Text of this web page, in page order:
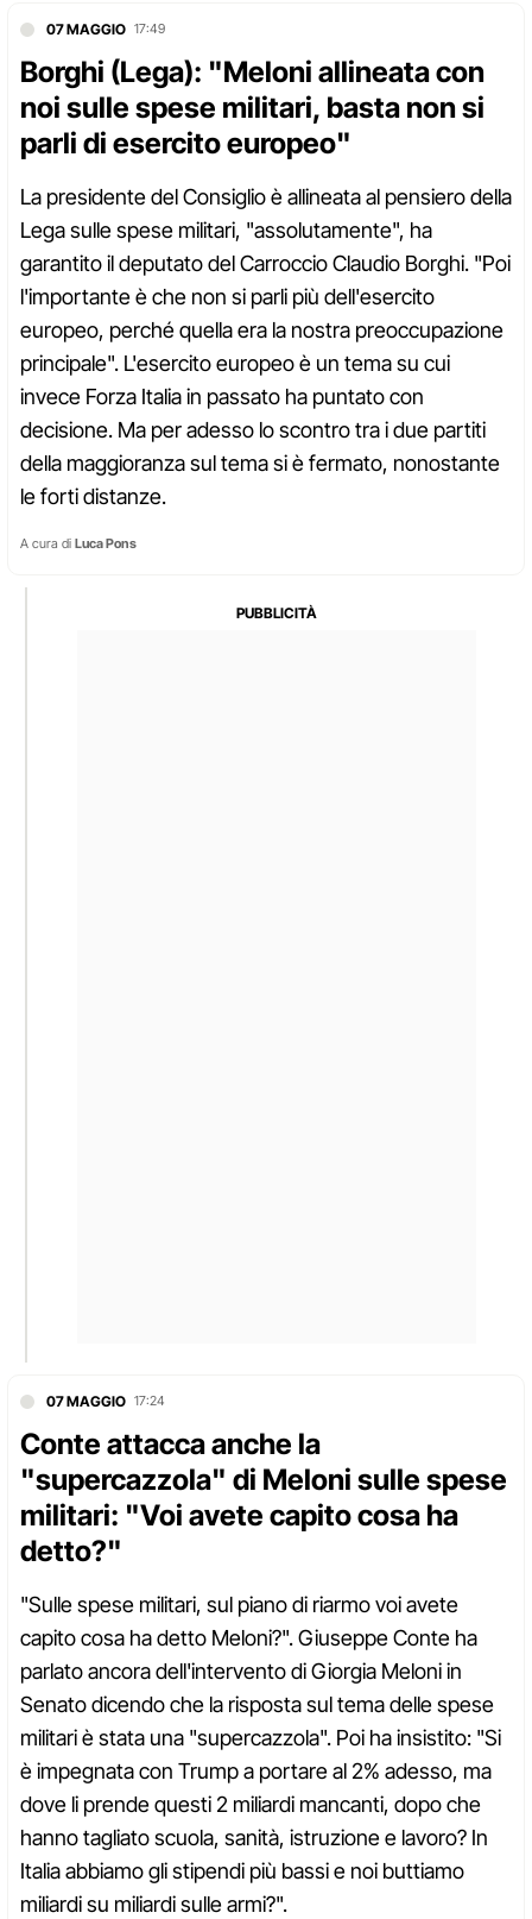
07 MAGGIO 17:49
Borghi (Lega): "Meloni allineata con
noi sulle spese militari, basta non si
parli di esercito europeo"
La presidente del Consiglio è allineata al pensiero della
Lega sulle spese militari, "assolutamente", ha
garantito il deputato del Carroccio Claudio Borghi. "Poi
l'importante è che non si parli più dell'esercito
europeo, perché quella era la nostra preoccupazione
principale". L'esercito europeo è un tema su cui
invece Forza Italia in passato ha puntato con
decisione. Ma per adesso lo scontro tra i due partiti
della maggioranza sul tema si è fermato, nonostante
le forti distanze.
A cura di Luca Pons
07 MAGGIO 17:24
Conte attacca anche la
"supercazzola" di Meloni sulle spese
militari: "Voi avete capito cosa ha
detto?"
"Sulle spese militari, sul piano di riarmo voi avete
capito cosa ha detto Meloni?". Giuseppe Conte ha
parlato ancora dell'intervento di Giorgia Meloni in
Senato dicendo che la risposta sul tema delle spese
militari è stata una "supercazzola". Poi ha insistito: "Si
è impegnata con Trump a portare al 2% adesso, ma
dove li prende questi 2 miliardi mancanti, dopo che
hanno tagliato scuola, sanità, istruzione e lavoro? In
Italia abbiamo gli stipendi più bassi e noi buttiamo
miliardi su miliardi sulle armi?".